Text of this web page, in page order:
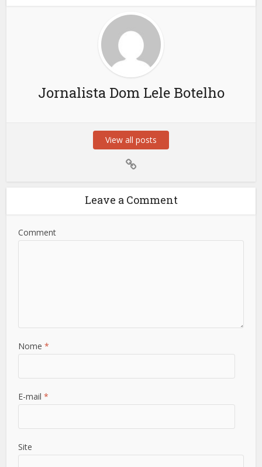
Jornalista Dom Lele Botelho
View all posts
Leave a Comment
Comment
Nome*
E-mail*
Site